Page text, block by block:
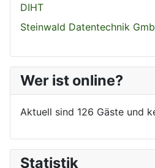
DIHT
Steinwald Datentechnik
Wer ist online?
Aktuell sind 126 Gäste und
Statistik